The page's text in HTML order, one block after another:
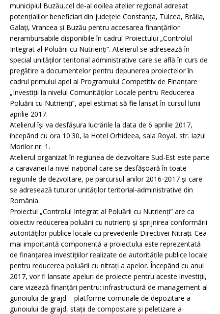
municipiul Buzău,cel de-al doilea atelier regional adresat
potențialilor beneficiari din județele Constanța, Tulcea, Brăila,
Galați, Vrancea și Buzău pentru accesarea finanțărilor
nerambursabile disponibile în cadrul Proiectului „Controlul
Integrat al Poluării cu Nutrienţi”. Atelierul se adresează în
special unităților teritorial administrative care se află în curs de
pregătire a documentelor pentru depunerea proiectelor în
cadrul primului apel al Programului Competitiv de Finanțare
„Investiții la nivelul Comunităților Locale pentru Reducerea
Poluării cu Nutrienți”, apel estimat să fie lansat în cursul lunii
aprilie 2017.
Atelierul își va desfășura lucrările la data de 6 aprilie 2017,
începând cu ora 10.30, la Hotel Orhideea, sala Royal, str. Iazul
Morilor nr. 1.
Atelierul organizat în regiunea de dezvoltare Sud-Est este parte
a caravanei la nivel național care se desfăşoară în toate
regiunile de dezvoltare, pe parcursul anilor 2016-2017 și care
se adresează tuturor unităților teritorial-administrative din
România.
Proiectul „Controlul Integrat al Poluării cu Nutrienți” are ca
obiectiv reducerea poluării cu nutrienți şi sprijnirea conformării
autorităților publice locale cu prevederile Directivei Nitrați. Cea
mai importantă componentă a proiectului este reprezentată
de finanțarea investițiilor realizate de autoritățile publice locale
pentru reducerea poluării cu nitrați a apelor. Începând cu anul
2017, vor fi lansate apeluri de proiecte pentru aceste investiții,
care vizează finanțări pentru: infrastructură de management al
gunoiului de grajd – platforme comunale de depozitare a
gunoiului de grajd, stații de compostare şi peletizare a